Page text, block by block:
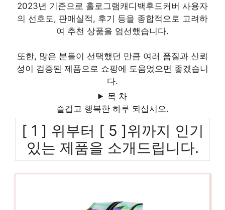
2023년 기준으로 홀로그램캐디백후드커버 사용자
의 선호도, 판매실적, 후기 등을 종합적으로 고려하
여 추천 상품을 엄선했습니다.
또한, 많은 분들이 선택했던 만큼 여러 품질과 신뢰
성이 검증된 제품으로 쇼핑에 도움었으면 좋겠습니
다.
목 차
즐겁고 행복한 하루 되십시오.
[ 1 ] 위부터 [ 5 ]위까지 인기
있는 제품을 소개드립니다.